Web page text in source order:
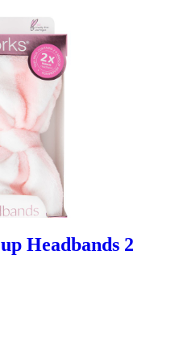
Headbands 2